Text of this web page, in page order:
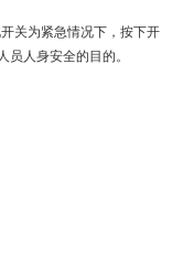
关为紧急情况下，按下开
人身安全的目的。